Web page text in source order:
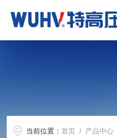
当前位置：首页 / 产品中心